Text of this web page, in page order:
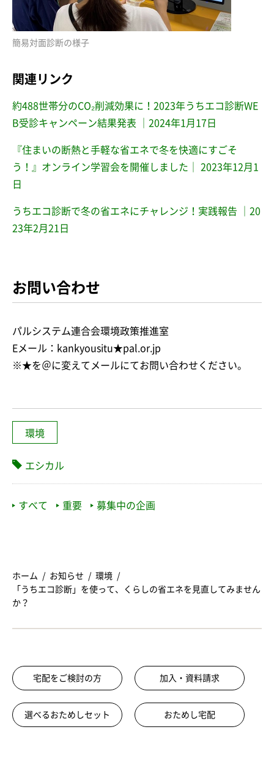
簡易対面診断の様子
関連リンク
約488世帯分のCO₂削減効果に！2023年うちエコ診断WE
B受診キャンペーン結果発表 ｜2024年1月17日
『住まいの断熱と手軽な省エネで冬を快適にすごそ
う！』オンライン学習会を開催しました｜ 2023年12月1
日
うちエコ診断で冬の省エネにチャレンジ！実践報告 ｜20
23年2月21日
お問い合わせ
パルシステム連合会環境政策推進室
Eメール：kankyousitu★pal.or.jp
※★を＠に変えてメールにてお問い合わせください。
環境
エシカル
すべて 重要 募集中の企画
ホーム お知らせ
環境
「うちエコ診断」を使って、くらしの省エネを見直してみません
か？
宅配をご検討の方 加入・資料請求
選べるおためしセット おためし宅配